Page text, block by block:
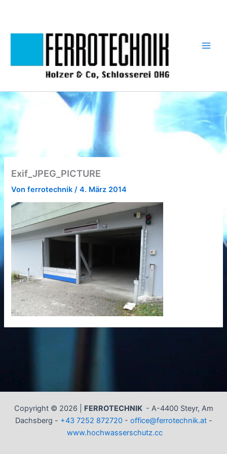
Exif_JPEG_PICTURE
Vonferrotechnik /4. März 2014
Copyright © 2026 | FERROTECHNIK - A-4400 Steyr, Am
Dachsberg - +43 7252 872720- office@ferrotechnik.at-
www.hochwasserschutz.cc